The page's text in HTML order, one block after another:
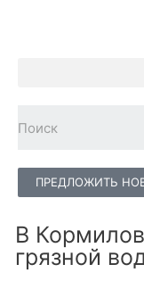
ПРЕДЛОЖИТЬ
В
грязной